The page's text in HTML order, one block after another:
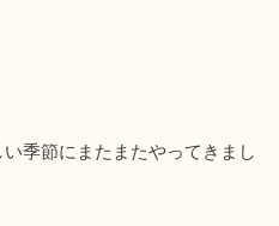
季節にまたまたやってきまし